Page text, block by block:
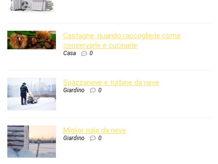
Castagne: quando raccoglierle come
conservarle e cucinarle
Casa 0
Spazzaneve e turbine da neve
Giardino 0
Miglior pala da neve
Giardino 0